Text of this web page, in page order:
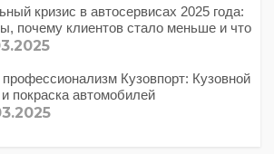
кризис в автосервисах 2025 года:
почему клиентов стало меньше и что
Кузовпорт: Кузовной
покраска автомобилей